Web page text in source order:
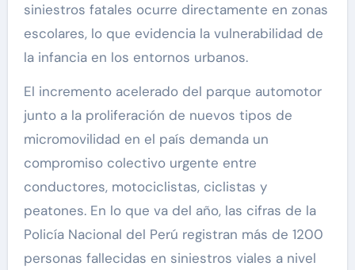
siniestros fatales ocurre directamente en zonas
escolares, lo que evidencia la vulnerabilidad de
la infancia en los entornos urbanos.
El incremento acelerado del parque automotor
junto a la proliferación de nuevos tipos de
micromovilidad en el país demanda un
compromiso colectivo urgente entre
conductores, motociclistas, ciclistas y
peatones. En lo que va del año, las cifras de la
Policía Nacional del Perú registran más de 1200
personas fallecidas en siniestros viales a nivel